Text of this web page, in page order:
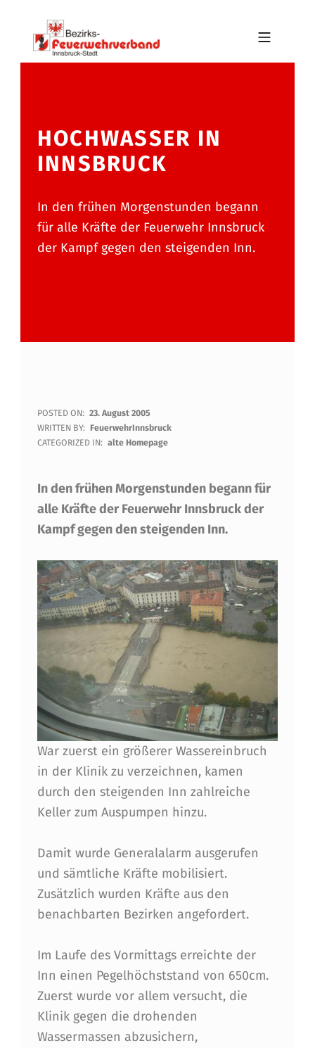
Skip to main navigation
Skip to main content
Skip to footer
BFV INNSBRUCK-STADT
HOCHWASSER IN
INNSBRUCK
In den frühen Morgenstunden begann
für alle Kräfte der Feuerwehr Innsbruck
der Kampf gegen den steigenden Inn.
H
O
H
W
S
S
E
R
I
N
I
N
N
S
B
R
U
C
K
POSTED ON: 23. August 2005
WRITTEN BY: FeuerwehrInnsbruck
CATEGORIZED IN: alte Homepage
In den frühen Morgenstunden begann für
alle Kräfte der Feuerwehr Innsbruck der
Kampf gegen den steigenden Inn.
War zuerst ein größerer Wassereinbruch
in der Klinik zu verzeichnen, kamen
durch den steigenden Inn zahlreiche
Keller zum Auspumpen hinzu.
Damit wurde Generalalarm ausgerufen
und sämtliche Kräfte mobilisiert.
Zusätzlich wurden Kräfte aus den
benachbarten Bezirken angefordert.
Im Laufe des Vormittags erreichte der
Inn einen Pegelhöchststand von 650cm.
Zuerst wurde vor allem versucht, die
Klinik gegen die drohenden
Wassermassen abzusichern,